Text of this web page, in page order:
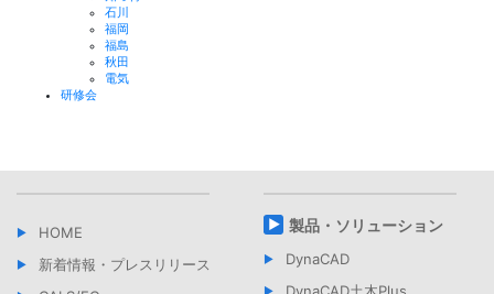
石川
福岡
福島
秋田
電気
研修会
HOME
新着情報・プレスリリース
製品・ソリューション
DynaCAD